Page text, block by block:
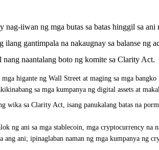
iiwan ng mga butas sa batas hinggil sa ani
gantimpala na nakaugnay sa balanse ng
nang naantalang boto ng komite sa Clarity Act.
higante ng Wall Street at maging sa mga
sa mga kumpanya ng digital assets at
sa Clarity Act, isang panukalang batas na
ng ani sa mga stablecoin, mga cryptocurrency
ani; ipinaglaban naman ng mga kumpanya ng